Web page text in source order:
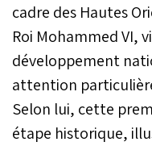
cadre des Hautes
Roi Mohammed VI,
développement
attention
Selon lui, cette
étape historique,